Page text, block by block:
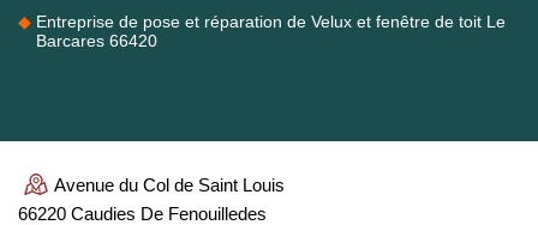
Entreprise de pose et réparation de Velux et fenêtre de toit Le
Barcares 66420
Avenue du Col de Saint Louis
66220 Caudies De Fenouilledes